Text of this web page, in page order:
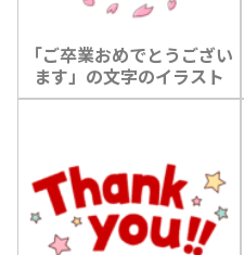
「ご卒業おめでとうござい
ます」の文字のイラスト